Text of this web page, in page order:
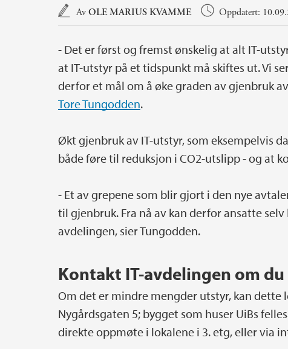
Hovedinnhold
AvOLE MARIUS KVAMME Oppdatert:
- Det er først og fremst ønskelig at alt IT-
at IT-utstyr på et tidspunkt må skiftes ut. Vi
derfor et mål om å øke graden av gjenbruk
Tore Tungodden.
Økt gjenbruk av IT-utstyr, som eksempelvis
både føre til reduksjon i CO2-utslipp - og at
- Et av grepene som blir gjort i den nye
til gjenbruk. Fra nå av kan derfor ansatte
avdelingen, sier Tungodden.
Kontakt IT-avdelingen om
Om det er mindre mengder utstyr, kan dette
Nygårdsgaten 5; bygget som huser UiBs
direkte oppmøte i lokalene i 3. etg, eller via